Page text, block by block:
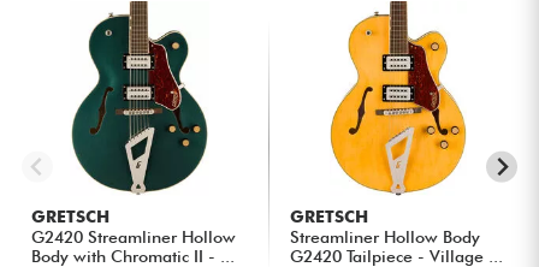
GRETSCH
G2420 Streamliner Hollow
Body with Chromatic II - ...
GRETSCH
Streamliner Hollow Body
G2420 Tailpiece - Village ...